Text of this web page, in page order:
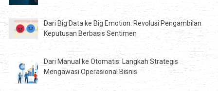
Dari Big Data ke Big Emotion: Revolusi Pengambilan
Keputusan Berbasis Sentimen
Dari Manual ke Otomatis: Langkah Strategis
Mengawasi Operasional Bisnis